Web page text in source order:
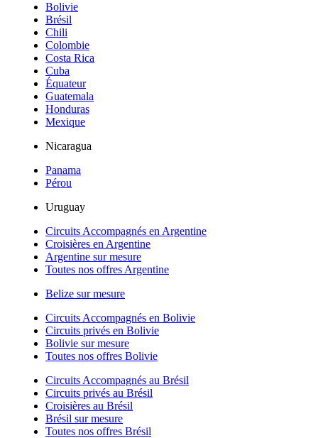
Bolivie
Brésil
Chili
Colombie
Costa Rica
Cuba
Équateur
Guatemala
Honduras
Mexique
Nicaragua
Panama
Pérou
Uruguay
Circuits Accompagnés en Argentine
Croisières en Argentine
Argentine sur mesure
Toutes nos offres Argentine
Belize sur mesure
Circuits Accompagnés en Bolivie
Circuits privés en Bolivie
Bolivie sur mesure
Toutes nos offres Bolivie
Circuits Accompagnés au Brésil
Circuits privés au Brésil
Croisières au Brésil
Brésil sur mesure
Toutes nos offres Brésil